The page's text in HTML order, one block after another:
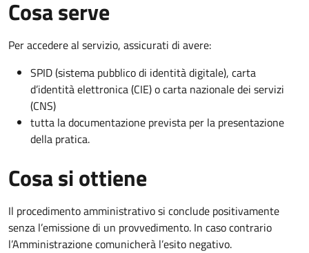
Cosa serve
Per accedere al servizio, assicurati di avere:
SPID (sistema pubblico di identità digitale), carta
d’identità elettronica (CIE) o carta nazionale dei servizi
(CNS)
tutta la documentazione prevista per la presentazione
della pratica.
Cosa si ottiene
Il procedimento amministrativo si conclude positivamente
senza l’emissione di un provvedimento. In caso contrario
l’Amministrazione comunicherà l’esito negativo.